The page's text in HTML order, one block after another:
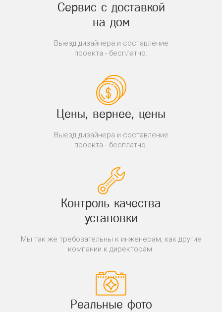
Сервис с доставкой
на дом
Выезд дизайнера и составление
проекта - бесплатно.
Цены, вернее, цены
Выезд дизайнера и составление
проекта - бесплатно.
Контроль качества
установки
Мы так же требовательны к инженерам, как другие
компании к директорам.
Реальные фото